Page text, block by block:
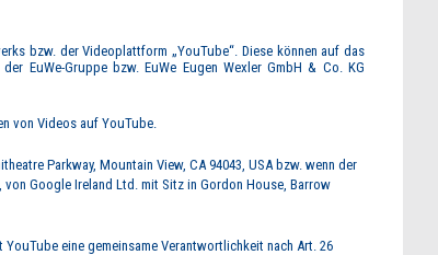
bzw. der Videoplattform „YouTube“. Diese können auf das
EuWe-Gruppe bzw. EuWe Eugen Wexler GmbH & Co. KG
von Videos auf YouTube.
Parkway, Mountain View, CA 94043, USA bzw. wenn der
Google Ireland Ltd. mit Sitz in Gordon House, Barrow
eine gemeinsame Verantwortlichkeit nach Art. 26